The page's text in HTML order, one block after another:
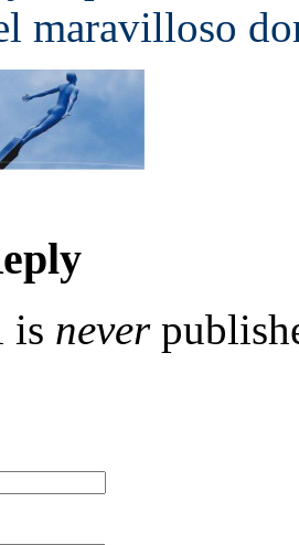
maravilloso
is never